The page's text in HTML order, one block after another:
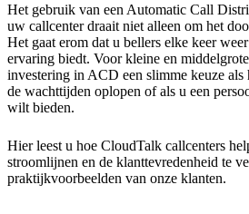
Het gebruik van een Automatic Call
uw callcenter draait niet alleen om het
Het gaat erom dat u bellers elke keer
ervaring biedt. Voor kleine en
investering in ACD een slimme keuze als
de wachttijden oplopen of als u een
wilt bieden.
Hier leest u hoe CloudTalk callcenters
stroomlijnen en de klanttevredenheid te
praktijkvoorbeelden van onze klanten.